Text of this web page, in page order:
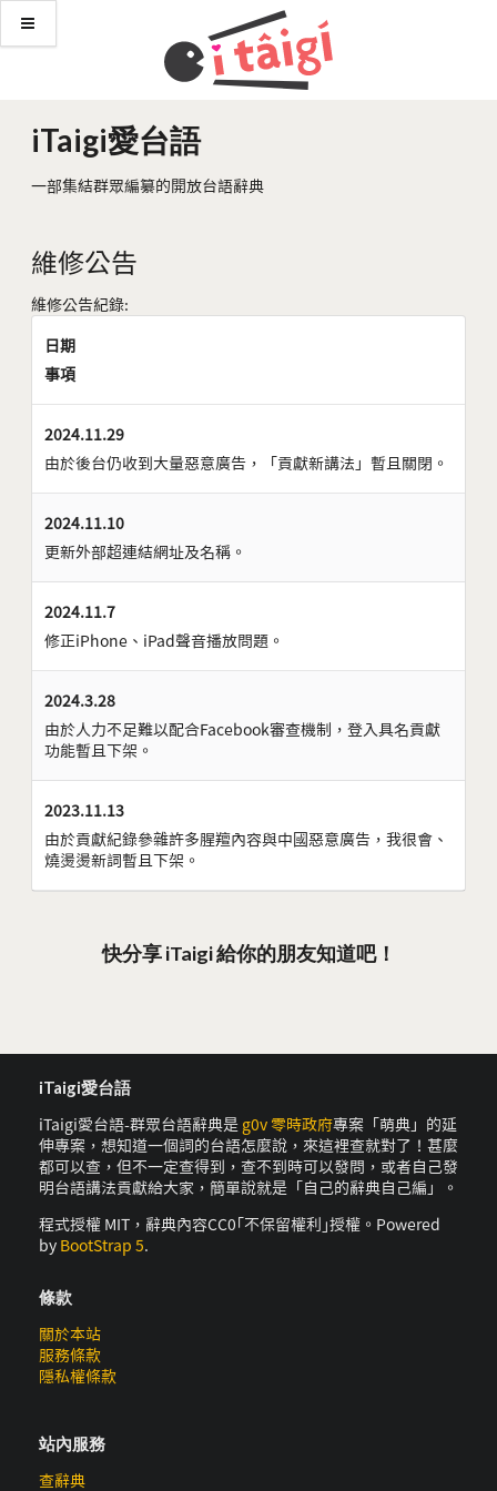
iTaigi愛台語
一部集結群眾編纂的開放台語辭典
維修公告
維修公告紀錄:
日期
事項
2024.11.29
由於後台仍收到大量惡意廣告，「貢獻新講法」暫且關閉。
2024.11.10
更新外部超連結網址及名稱。
2024.11.7
修正iPhone、iPad聲音播放問題。
2024.3.28
由於人力不足難以配合Facebook審查機制，登入具名貢獻
功能暫且下架。
2023.11.13
由於貢獻紀錄參雜許多腥羶內容與中國惡意廣告，我很會、
燒燙燙新詞暫且下架。
快分享 iTaigi 給你的朋友知道吧！
iTaigi愛台語
iTaigi愛台語-群眾台語辭典是 g0v 零時政府專案「萌典」的延
伸專案，想知道一個詞的台語怎麼說，來這裡查就對了！甚麼
都可以查，但不一定查得到，查不到時可以發問，或者自己發
明台語講法貢獻給大家，簡單說就是「自己的辭典自己編」。
程式授權 MIT，辭典內容CC0｢不保留權利｣授權。Powered
by BootStrap 5.
條款
關於本站
服務條款
隱私權條款
站內服務
查辭典